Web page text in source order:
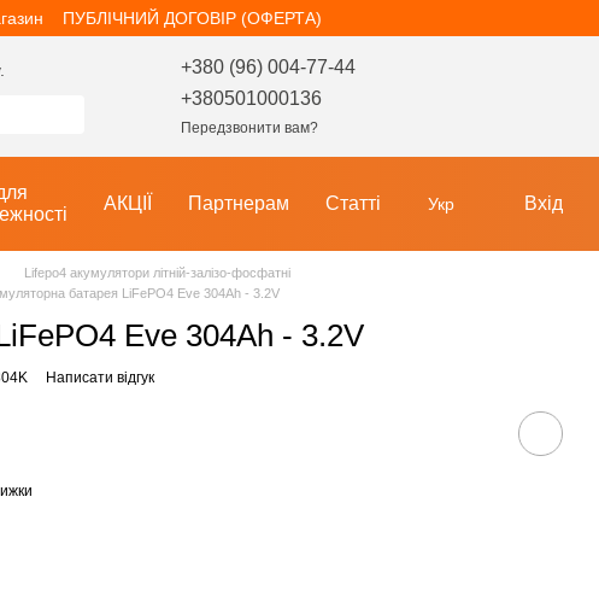
ПУБЛІЧНИЙ ДОГОВІР (ОФЕРТА)
+380 (96) 004-77-44
+380501000136
Передзвонити вам?
АКЦІЇ Партнерам Статті Укр Вхід
Lifepo4 акумулятори літній-залізо-фосфатні
батарея LiFePO4 Eve 304Ah - 3.2V
Eve 304Ah - 3.2V
Написати відгук